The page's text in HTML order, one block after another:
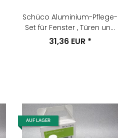
Schüco Aluminium-Pflege-
Set für Fenster , Türen und
Fassaden Nr.298672
31,36 EUR *
AUF LAGER